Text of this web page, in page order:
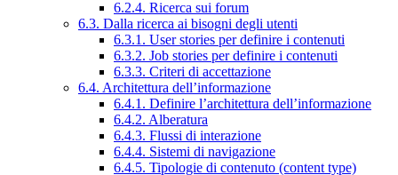
6.2.4. Ricerca sui forum
6.3. Dalla ricerca ai bisogni degli utenti
6.3.1. User stories per definire i contenuti
6.3.2. Job stories per definire i contenuti
6.3.3. Criteri di accettazione
6.4. Architettura dell’informazione
6.4.1. Definire l’architettura dell’informazione
6.4.2. Alberatura
6.4.3. Flussi di interazione
6.4.4. Sistemi di navigazione
6.4.5. Tipologie di contenuto (content type)